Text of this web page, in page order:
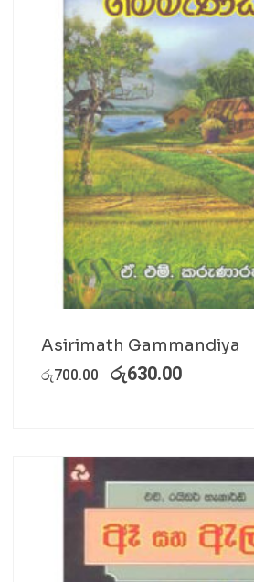
Asirimath Gammandiya
රු700.00 රු630.00